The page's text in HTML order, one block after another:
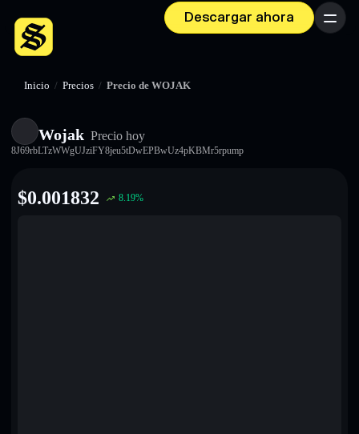
Descargar ahora Menú
Inicio / Precios / Precio de WOJAK
Wojak Precio hoy
8J69rbLTzWWgUJziFY8jeu5tDwEPBwUz4pKBMr5rpump
$0.001832 8.19%